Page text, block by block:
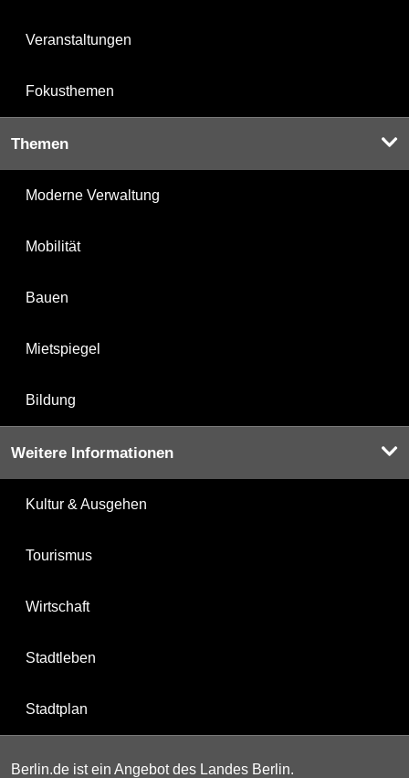
Veranstaltungen
Fokusthemen
Themen
Moderne Verwaltung
Mobilität
Bauen
Mietspiegel
Bildung
Weitere Informationen
Kultur & Ausgehen
Tourismus
Wirtschaft
Stadtleben
Stadtplan
Berlin.de ist ein Angebot des Landes Berlin.